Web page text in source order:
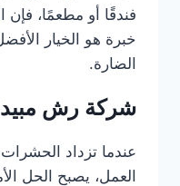
فندقًا أو مطعمًا، فإن
خبرة هو الخيار
الضارة.
شركة رش
عندما تزداد
العمل، يصبح الحل